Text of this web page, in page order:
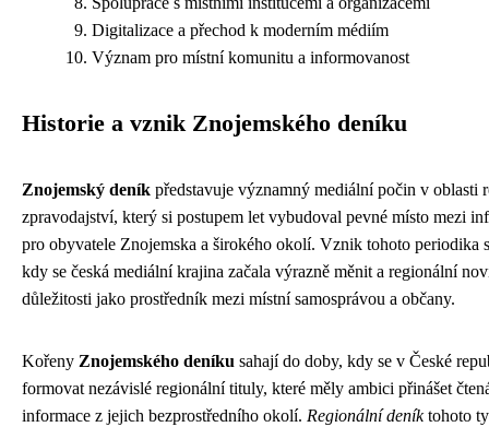
Digitalizace a přechod k moderním médiím
Význam pro místní komunitu a informovanost
Historie a vznik Znojemského deníku
Znojemský deník představuje významný mediální počin v oblasti
zpravodajství, který si postupem let vybudoval pevné místo mezi
pro obyvatele Znojemska a širokého okolí. Vznik tohoto periodika
kdy se česká mediální krajina začala výrazně měnit a regionální
důležitosti jako prostředník mezi místní samosprávou a občany.
Kořeny Znojemského deníku sahají do doby, kdy se v České
formovat nezávislé regionální tituly, které měly ambici přinášet
informace z jejich bezprostředního okolí. Regionální deníktohoto